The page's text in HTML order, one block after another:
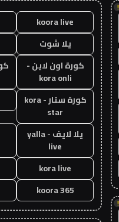
!
!
koora live
يلا شوت
كورة اون لاين -
kora onli
كورة ستار - kora
star
يلا لايف - yalla
live
kora live
koora 365